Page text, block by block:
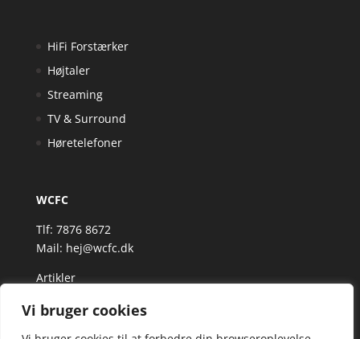
Vi bruger cookies
HiFi Forstærker
Højtaler
Streaming
TV & Surround
Høretelefoner
WCFC
Tlf: 7876 8672
Mail: hej@wcfc.dk
Artikler